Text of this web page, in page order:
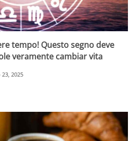
tempo! Questo segno deve
veramente cambiar vita
2025